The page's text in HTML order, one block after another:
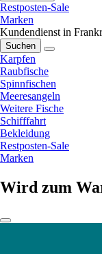
Restposten-Sale
Marken
Kundendienst in
Suchen
Karpfen
Raubfische
Spinnfischen
Meeresangeln
Weitere Fische
Schifffahrt
Bekleidung
Restposten-Sale
Marken
Wird zum